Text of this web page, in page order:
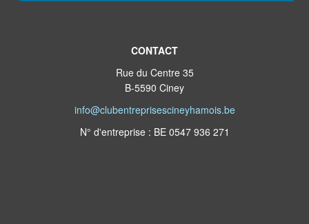
CONTACT
Rue du Centre 35
B-5590 Ciney
info@clubentreprisescineyhamois.be
N° d'entreprise : BE 0547 936 271